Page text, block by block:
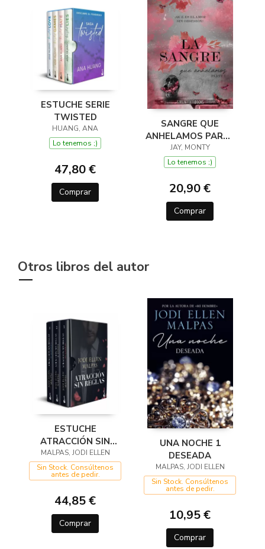
ESTUCHE SERIE
TWISTED
HUANG, ANA
Lo tenemos ;)
47,80 €
Comprar
SANGRE QUE
ANHELAMOS PARTE
UNO (HOLLOW
BOYS 3)
JAY, MONTY
Lo tenemos ;)
20,90 €
Comprar
Otros libros del autor
ESTUCHE
ATRACCIÓN SIN
REGLAS
MALPAS, JODI ELLEN
Sin Stock. Consúltenos
antes de pedir.
44,85 €
Comprar
UNA NOCHE 1
DESEADA
MALPAS, JODI ELLEN
Sin Stock. Consúltenos
antes de pedir.
10,95 €
Comprar